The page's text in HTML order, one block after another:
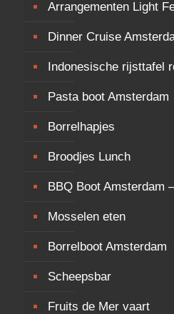
Arrangementen Light
Dinner Cruise
Indonesische rijsttafel
Pasta boot Amsterdam
Borrelhapjes
Broodjes Lunch
BBQ Boot Amsterdam
Mosselen eten
Borrelboot Amsterdam
Scheepsbar
Fruits de Mer vaart